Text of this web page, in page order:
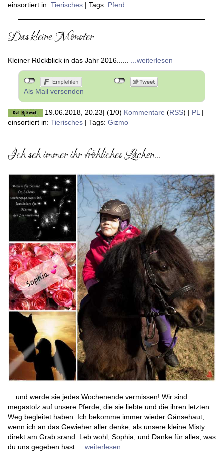
einsortiert in: Tierisches | Tags: Pferd
Das kleine Monster
Kleiner Rückblick in das Jahr 2016...... ...weiterlesen
Als Mail versenden
19.06.2018, 20.23| (1/0) Kommentare (RSS) | PL|
einsortiert in: Tierisches | Tags: Gizmo
Ich seh immer ihr fröhliches Lachen...
....und werde sie jedes Wochenende vermissen! Wir sind
megastolz auf unsere Pferde, die sie liebte und die ihren letzten
Weg begleitet haben. Ich bekomme immer wieder Gänsehaut,
wenn ich an das Gewieher aller denke, als unsere kleine Misty
direkt am Grab srand. Leb wohl, Sophia, und Danke für alles, was
du uns gegeben hast. ...weiterlesen